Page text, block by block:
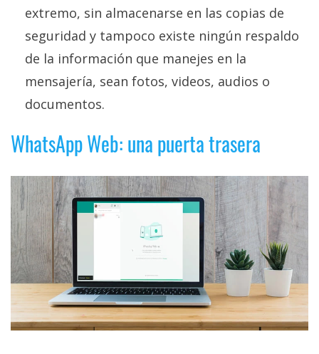
extremo, sin almacenarse en las copias de
seguridad y tampoco existe ningún respaldo
de la información que manejes en la
mensajería, sean fotos, videos, audios o
documentos.
WhatsApp Web: una puerta trasera